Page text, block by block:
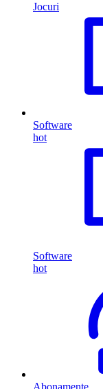
Jocuri
Software
hot
Software
hot
Abonamente